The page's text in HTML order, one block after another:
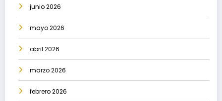
junio 2026
mayo 2026
abril 2026
marzo 2026
febrero 2026